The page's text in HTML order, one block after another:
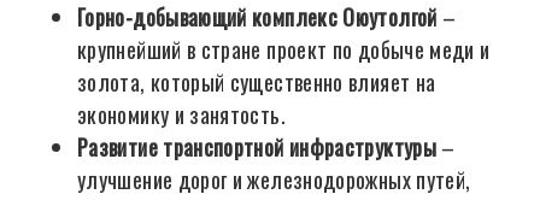
Горно-добывающий комплекс Оюутолгой –
крупнейший в стране проект по добыче меди и
золота, который существенно влияет на
экономику и занятость.
Развитие транспортной инфраструктуры–
улучшение дорог и железнодорожных путей,